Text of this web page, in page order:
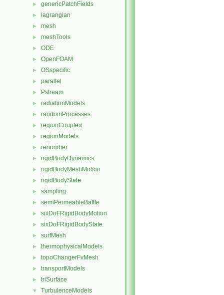
► genericPatchFields
► lagrangian
► mesh
► meshTools
► ODE
► OpenFOAM
► OSspecific
► parallel
► Pstream
► radiationModels
► randomProcesses
► regionCoupled
► regionModels
► renumber
► rigidBodyDynamics
► rigidBodyMeshMotion
► rigidBodyState
► sampling
► semiPermeableBaffle
► sixDoFRigidBodyMotion
► sixDoFRigidBodyState
► surfMesh
► thermophysicalModels
► topoChangerFvMesh
► transportModels
► triSurface
▼ TurbulenceModels